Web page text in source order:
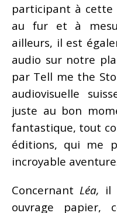
participant à cette
au fur et à
ailleurs, il est
audio sur notre
par Tell me the
audiovisuelle
juste au bon
fantastique, tout
éditions, qui me
incroyable
Concernant Léa, il
ouvrage papier,